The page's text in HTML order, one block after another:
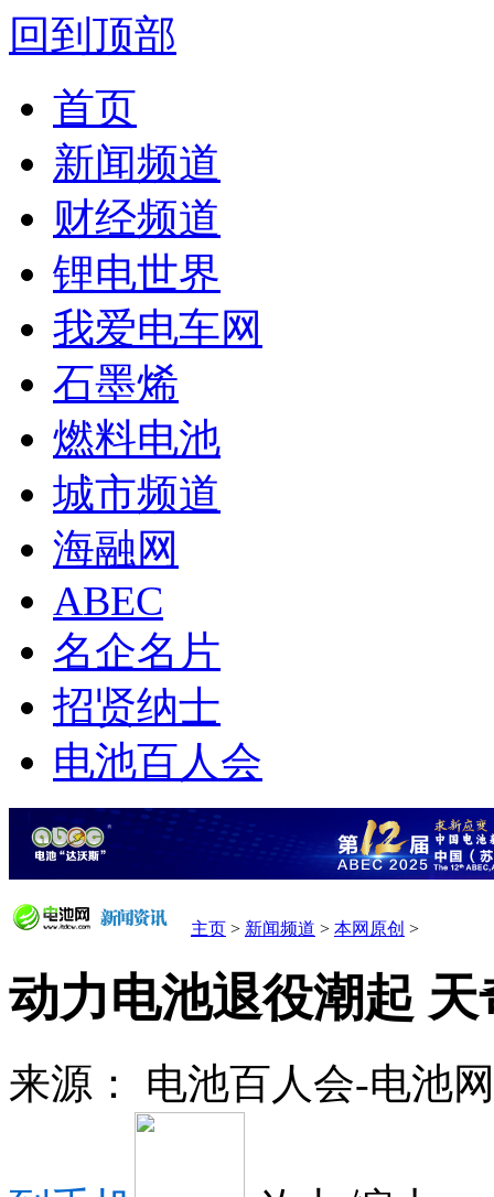
回到顶部
首页
新闻频道
财经频道
锂电世界
我爱电车网
石墨烯
燃料电池
城市频道
海融网
ABEC
名企名片
招贤纳士
电池百人会
主页 > 新闻频道 > 本网原创 >
动力电池退役潮起
来源： 电池百人会-电池